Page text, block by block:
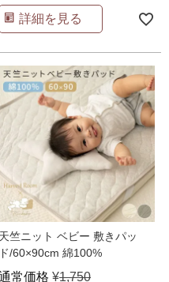
詳細を見る
天竺ニット ベビー 敷きパッ
ド/60×90cm 綿100%
常価格 ¥1,750